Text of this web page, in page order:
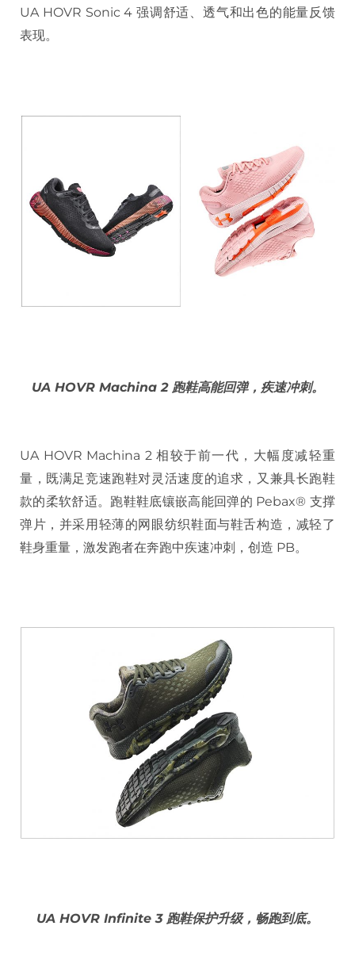
UA HOVR Sonic 4 强调舒适、透气和出色的能量反馈
表现。
UA HOVR Machina 2 跑鞋高能回弹，疾速冲刺。
UA HOVR Machina 2 相较于前一代，大幅度减轻重
量，既满足竞速跑鞋对灵活速度的追求，又兼具长跑鞋
款的柔软舒适。跑鞋鞋底镶嵌高能回弹的 Pebax® 支撑
弹片，并采用轻薄的网眼纺织鞋面与鞋舌构造，减轻了
鞋身重量，激发跑者在奔跑中疾速冲刺，创造 PB。
UA HOVR Infinite 3 跑鞋保护升级，畅跑到底。